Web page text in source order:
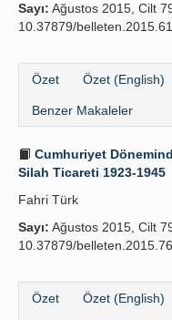
Sayı: Ağustos 2015, Cilt
10.37879/
Özet Özet (English)
Benzer Makaleler
Cumhuriyet
Silah Ticareti 1923-1945
Fahri Türk
Sayı: Ağustos 2015, Cilt
10.37879/
Özet Özet (English)